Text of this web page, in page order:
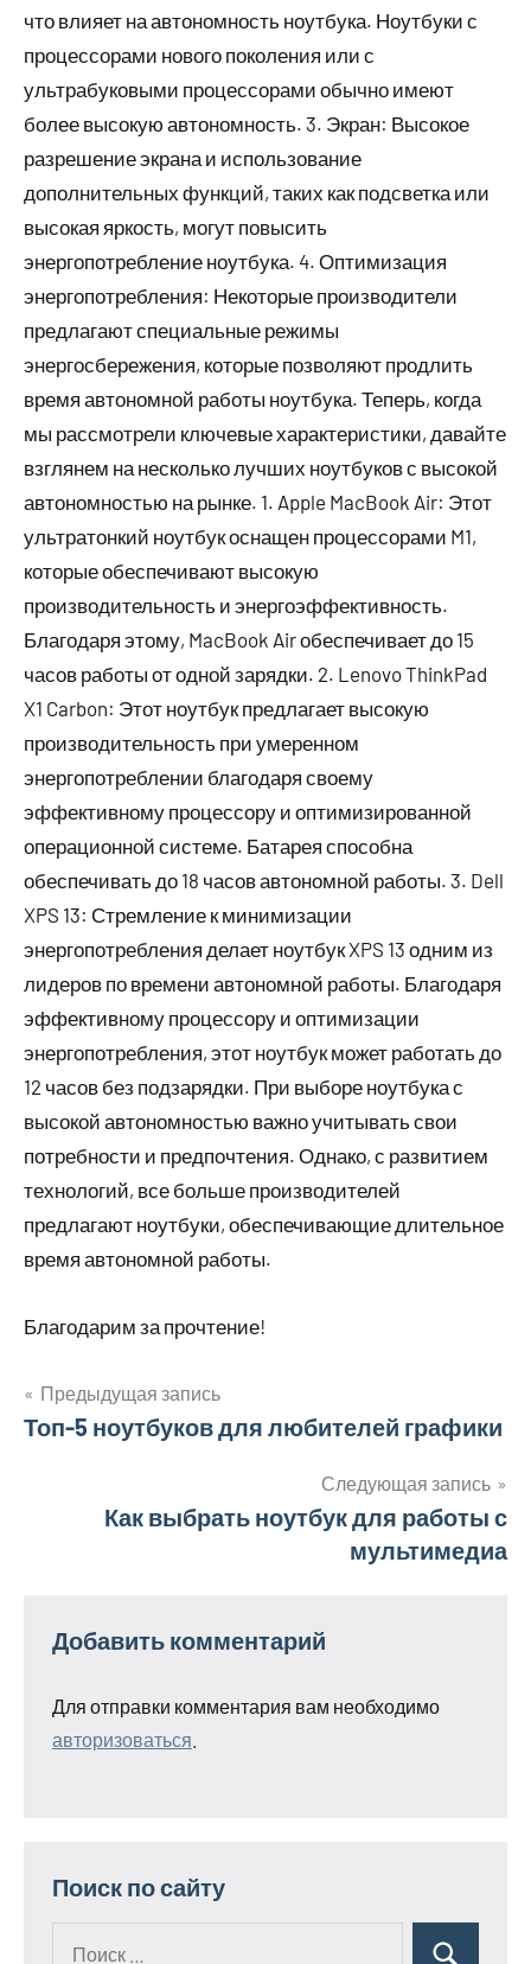
что влияет на автономность ноутбука. Ноутбуки с
процессорами нового поколения или с
ультрабуковыми процессорами обычно имеют
более высокую автономность. 3. Экран: Высокое
разрешение экрана и использование
дополнительных функций, таких как подсветка или
высокая яркость, могут повысить
энергопотребление ноутбука. 4. Оптимизация
энергопотребления: Некоторые производители
предлагают специальные режимы
энергосбережения, которые позволяют продлить
время автономной работы ноутбука. Теперь, когда
мы рассмотрели ключевые характеристики, давайте
взглянем на несколько лучших ноутбуков с высокой
автономностью на рынке. 1. Apple MacBook Air: Этот
ультратонкий ноутбук оснащен процессорами M1,
которые обеспечивают высокую
производительность и энергоэффективность.
Благодаря этому, MacBook Air обеспечивает до 15
часов работы от одной зарядки. 2. Lenovo ThinkPad
X1 Carbon: Этот ноутбук предлагает высокую
производительность при умеренном
энергопотреблении благодаря своему
эффективному процессору и оптимизированной
операционной системе. Батарея способна
обеспечивать до 18 часов автономной работы. 3. Dell
XPS 13: Стремление к минимизации
энергопотребления делает ноутбук XPS 13 одним из
лидеров по времени автономной работы. Благодаря
эффективному процессору и оптимизации
энергопотребления, этот ноутбук может работать до
12 часов без подзарядки. При выборе ноутбука с
высокой автономностью важно учитывать свои
потребности и предпочтения. Однако, с развитием
технологий, все больше производителей
предлагают ноутбуки, обеспечивающие длительное
время автономной работы.
Благодарим за прочтение!
Навигация
записям
Предыдущая запись
Топ-5 ноутбуков для любителей графики
Следующая запись
Как выбрать ноутбук для работы с
мультимедиа
Добавить комментарий
Для отправки комментария вам необходимо
авторизоваться
Поиск по сайту